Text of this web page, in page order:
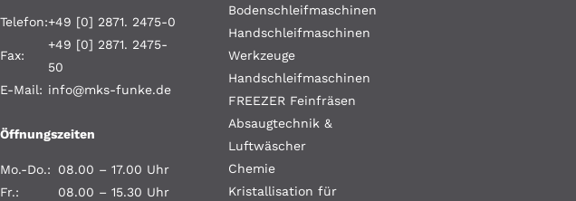
Telefon:+49 [0] 2871. 2475-0
Fax:
+49 [0] 2871. 2475-
50
E-Mail: info@mks-funke.de
Öffnungszeiten
Mo.-Do.:
08.00 – 17.00 Uhr
Fr.:
08.00 – 15.30 Uhr
Bodenschleifmaschinen
Handschleifmaschinen
Werkzeuge
Handschleifmaschinen
FREEZER Feinfräsen
Absaugtechnik &
Luftwäscher
Chemie
Kristallisation für